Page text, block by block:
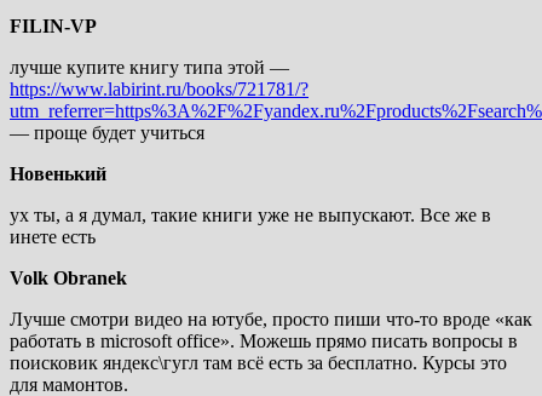
FILIN-VP
лучше купите книгу типа этой —
https://www.labirint.ru/books/721781/?
— проще будет учиться
Новенький
ух ты, а я думал, такие книги уже не выпускают. Все же в
инете есть
Volk Obranek
Лучше смотри видео на ютубе, просто пиши что-то вроде «как
работать в microsoft office». Можешь прямо писать вопросы в
поисковик яндекс\гугл там всё есть за бесплатно. Курсы это
для мамонтов.